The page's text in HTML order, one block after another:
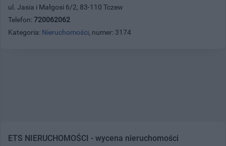
ul. Jasia i Małgosi 6/2, 83-110 Tczew
Telefon: 720062062
Kategoria: Nieruchomości, numer: 3174
ETS NIERUCHOMOŚCI - wycena nieruchomości